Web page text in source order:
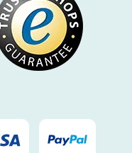
(in DE/AT)
AT)